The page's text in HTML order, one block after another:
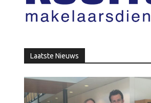
Laatste Nieuws